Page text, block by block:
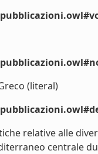
(literal)
relative alle
centrale